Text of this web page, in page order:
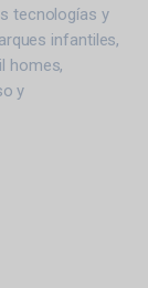
tecnologías y
infantiles,
homes,
y